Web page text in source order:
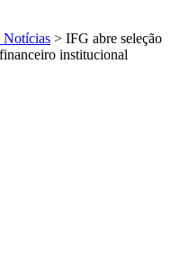
Notícias > IFG abre seleção
institucional